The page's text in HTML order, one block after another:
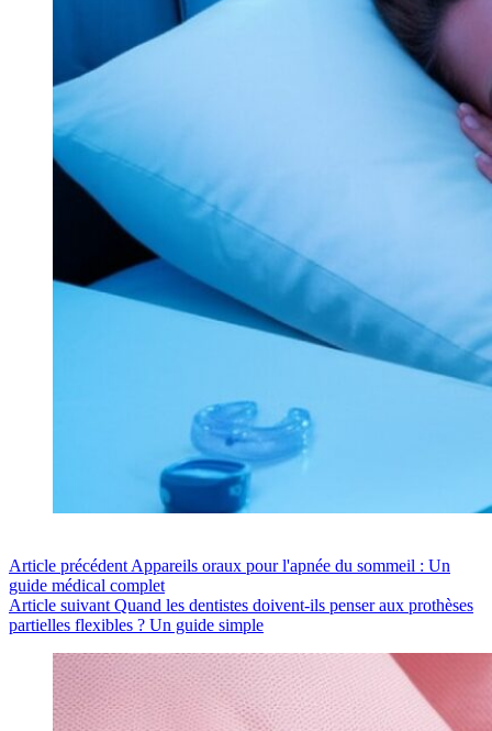
Article précédentAppareils oraux pour l'apnée du sommeil : Un
guide médical complet
Article suivantQuand les dentistes doivent-ils penser aux prothèses
partielles flexibles ? Un guide simple